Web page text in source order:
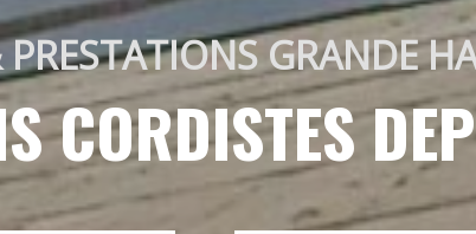
GRANDE
CORDISTES